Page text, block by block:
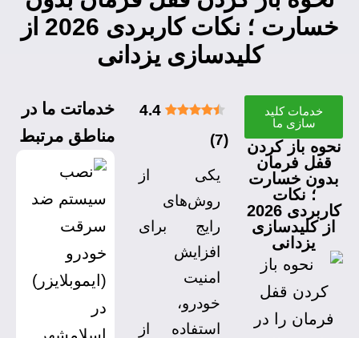
خسارت ؛ نکات کاربردی 2026 از
کلیدسازی یزدانی
خدمات کلید
سازی ما
باز کردن
قفل فرمان
بدون خسارت
؛ نکات
کاربردی 2026
از کلیدسازی
یزدانی
4.4
(
یکی از
روش‌های
رایج برای
افزایش
امنیت
خودرو،
استفاده از
خدماتت ما در
مناطق مرتبط